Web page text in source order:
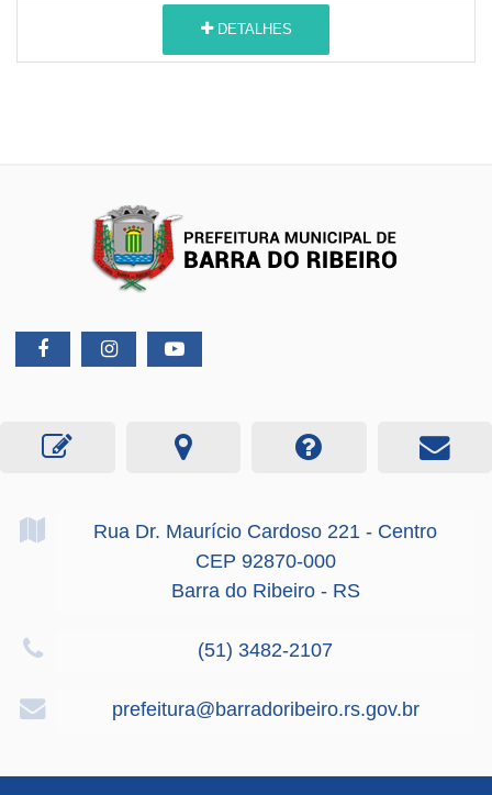
DETALHES
Rua Dr. Maurício Cardoso 221 - Centro
CEP 92870-000
Barra do Ribeiro - RS
(51) 3482-2107
prefeitura@barradoribeiro.rs.gov.br